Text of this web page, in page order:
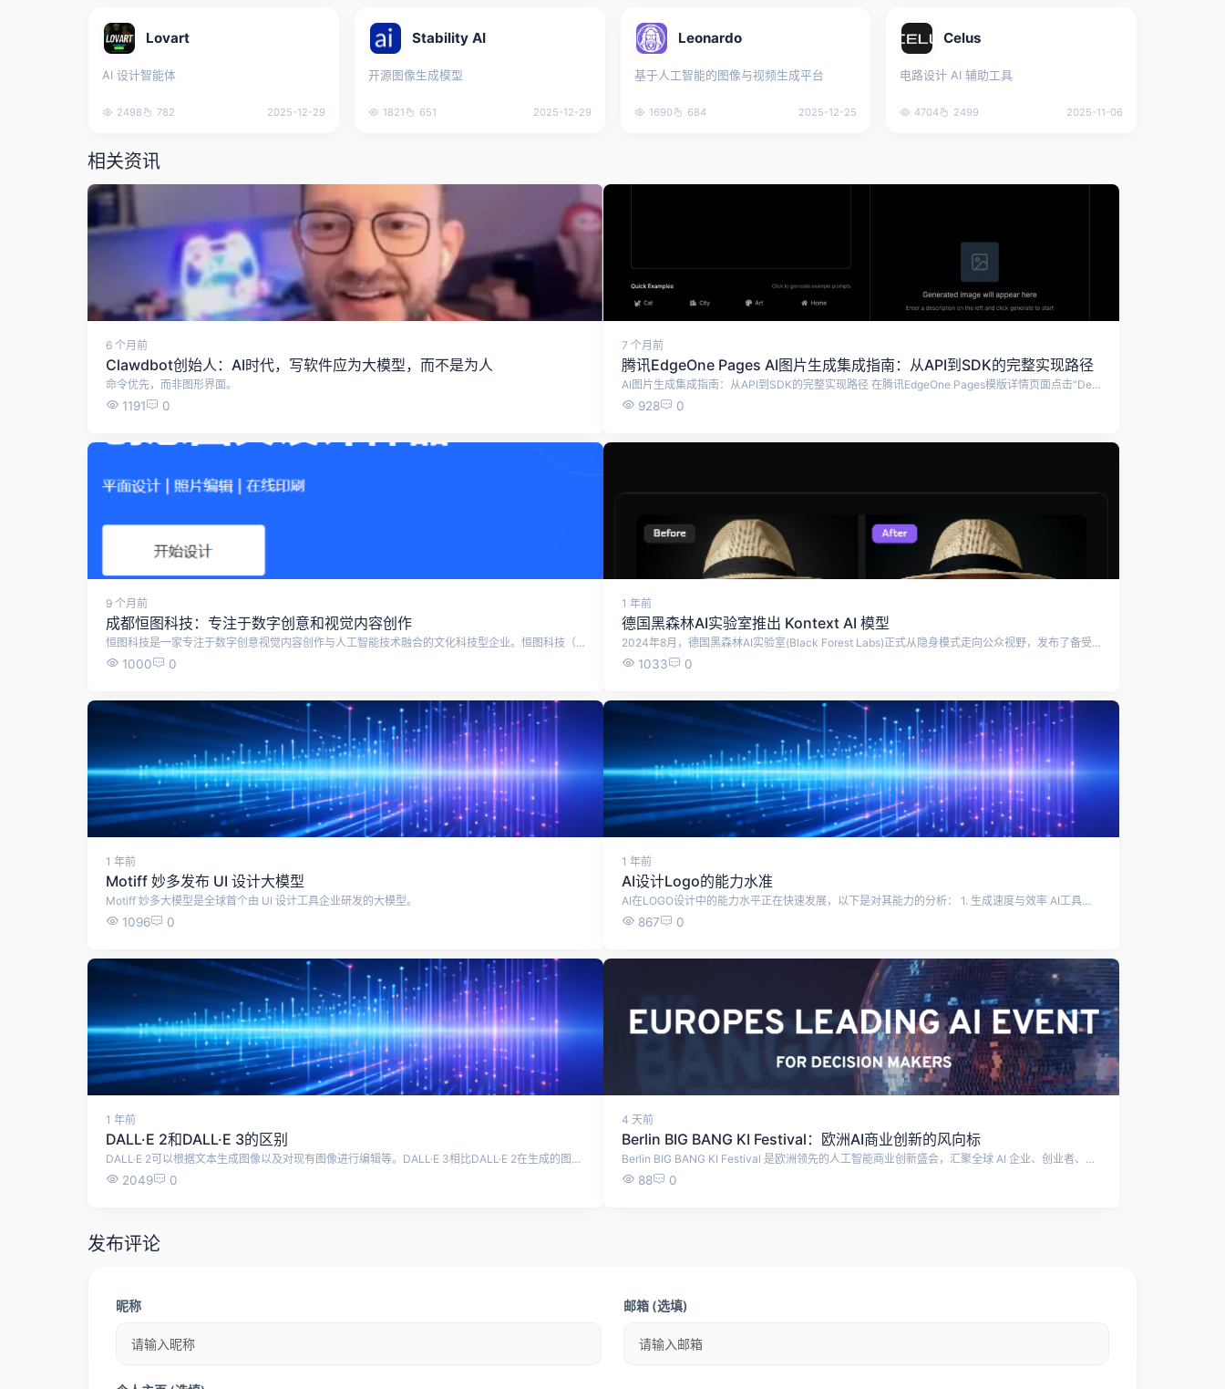
Lovart
AI 设计智能体
2498 782 2025-12-29
Stability AI
开源图像生成模型
1821 651 2025-12-29
Leonardo
基于人工智能的图像与视频生成平台
1690 684 2025-12-25
Celus
电路设计 AI 辅助工具
4704 2499 2025-11-06
相关资讯
6 个月前
Clawdbot创始人：AI时代，写软件应为大模型，而不是为人
命令优先，而非图形界面。
1191 0
7 个月前
腾讯EdgeOne Pages AI图片生成集成指南：从API到SDK的完整实现路径
AI图片生成集成指南：从API到SDK的完整实现路径 在腾讯EdgeOne Pages模版详情页面点击“Deploy”按钮，填写必要的API密钥，点击“开始部署”——短短几分钟内，一个完整的AI图片生成应用就这样上线了。 随着人工智能技术的快速发展，AI图片生成功能已成为现代应用中不可或缺的一部分。无论是内容创作、产品设计还是营销素材制作，AI图片生成技术都能提供高效、创新的解决方案。 对于开发者而言，如何将这项能力快速、安全地集成到自己的应用中，成为了一个值得深入探讨的课题。 01 理解两种集成路径 原生API调用和AI SDK封装调用是当前将AI图片生成能力集成到应用中的两种主要技术路径，每种路径都有其独特的优势和应用场景。 原生API调用提供了精细控制和高度灵活性，开发者可以直接与底层API交互，定制化程度高。AI SDK则通过统一接口简化了开发流程，实现了多厂商模型的轻松切换。 以EdgeOne Pages为例，这两种集成方式都有对应的模版：ai-image-generator-starter用于原生接口调用，而ai-sdk-image-generator-starter则适用于AI SDK封装调用。 在开始集成之前，开发者需要根据自身需求选择合适的技术路径。对于追求控制和定制化的项目，原生API调用是更好的选择；而对于希望快速上线并支持多种模型的项目，AI SDK封装调用则更为合适。 02 快速入门：环境准备与部署 要实现AI图片生成功能，首先需要申请API Key。主流AI图片生成提供商的API Key获取地址包括： Hugging Face：huggingface.co/settings/tokens OpenAI：platform.openai.com/api-keys Replicate：replicate.com/account/api-tokens Fal：fal.ai/dashboard/keys Nebius：nebius.com/console 部署过程简单直观。以ai-sdk-image-generator-starter模版为例，在模版详情页面点击“Deploy”按钮，系统将跳转到EdgeOne Pages控制台。 在部署界面，开发者需要配置环境变量，这些配置项对应不同AI图片生成服务的API Key。不同模版会呈现不同的配置项列表，但必须确保至少有一个API Key配置正确且可用。 完成配置后点击“start deployment”按钮，项目就会开始自动部署。部署成功后，GitHub帐户下会生成一个与模版相同的项目，开发者可以通过git clone命令将其下载到本地进行进一步的开发和定制。 03 原生API调用详解 原生API调用方式让开发者能够精细控制每一个请求细节。在这一模式下，图片生成的基本流程是：前端发送生图参数到边缘函数，边缘函数调用AI模型API，最后将生成的图片返回给前端显示。 在前端部分，用户需要配置可用的AI模型列表。以src/pages/index.tsx文件中的核心代码为例： const res = await fetch("/v1/generate", { method: "POST", headers: { "Content-Type": "application/json", }, body: JSON.stringify({ image: `${prompt} (${modelInfo.name} style)`, platform: platform.id, model: modelInfo.value || selectedModel, }), }); 边缘函数的处理逻辑位于functions/v1/generate/index.js文件中。函数首先接收前端传递的参数，然后检查对应平台的环境变量是否配置正确。 const validateToken = (platform) => { const tokens = { nebius: env.NEBIUS_TOKEN, huggingface: env.HF_TOKEN, replicate: env.REPLICATE_TOKEN, openai: env.OPENAI_API_KEY, fal: env.FAL_KEY, }; if (!tokens) { throw new Error( `${platform} API token is not configured. Please check your environment variables.` ); } }; 这种通过env访问环境变量的方式，有效防止了API密钥在代码中明文暴露，提高了应用的安全性。敏感信息存储在环境变量中，而非硬编码在源代码里。 环境变量检查完成后，函数会直接请求对应平台的图片生成模型API。以HuggingFace为例，其标准API请求核心代码如下： const response = await PROVIDERS.fetch(url, { headers: { Authorization: `Bearer ${token}`, "Content-Type": "application/json", }, method: "POST", body: JSON.stringify(data), }); EdgeOne Pages的AI图片生成模版已经支持了多种主流模型，包括HuggingFace、OpenAI、Replicate、Fal、Nebius等。生成图片后，函数将结果返回给前端，模版项目内已经内置了图片显示的完整逻辑。 04 AI SDK封装调用解析 与原生API调用方式相比，AI SDK封装调用通过统一接口简化了开发流程。它允许开发者使用相同的代码结构调用不同厂商的AI图片模型，显著提高了开发效率和多模型切换的便利性。 在AI SDK方式下，前端通过/api/generate接口发送请求： const response = await fetch(apiUrl, { method: "POST", headers: { "Content-Type": "application/json", }, body: JSON.stringify({ prompt, model, size, }), }); 这里需要注意的是，size参数需要提前设置，因为不同的模型支持的尺寸列表可能不一致。 例如，DALL-E 3支持“1024x1024”、“1024x1792”、“1792x1024”等尺寸，而Stable Diffusion可能支持“512x512”、“768x768”等不同规格。 EdgeOne Pages的AI SDK图片生成模版已经梳理了AI SDK支持模型对应的尺寸列表，相关配置位于components/modelSizeMapping.ts文件中。开发者可以直接使用这些预配置的尺寸映射，无需手动处理不同模型的尺寸兼容性问题。 AI SDK同样避免了密钥泄漏风险。函数在调用AI图片模型时，使用AI SDK暴露的experimental_generateImage对象来统一生成图片内容，密钥的获取由experimental_generateImage在内部自动处理。 const imageResult = await experimental_generateImage({ model: imageModel, prompt: prompt, size: size, // Use frontend-provided size }); 调用experimental_generateImage后，只需要读取函数返回的标准格式内容即可： const imageUrl = `data:image/png;base64,${imageResult.image.base64}`; return new Response( JSON.stringify({ images: [ { url: imageUrl, base64: imageResult.image.base64, }, ], }) ); 05 本地调试与持续集成 开发者在下载项目到本地后，可能需要进行本地开发、调试或预览。为了简化本地环境配置，EdgeOne提供了专门的CLI工具。 使用EdgeOne CLI需要先安装并登录，具体步骤可以参考EdgeOne CLI的文档介绍。在安装和登录后，开发者可以在本地项目下执行edgeone pages link命令，将项目与EdgeOne Pages控制台的项目进行关联。 执行该命令后，系统会提示输入EdgeOne Pages的项目名，即上文部署的模版项目的项目名称。输入项目名后，EdgeOne Pages控制台的环境变量会自动同步到本地。 关联成功后，本地项目根目录下会生成.env文件，包含所有已配置的环境变量列表。关联后，可以执行edgeone pages dev命令来进行本地部署，部署后可以在localhost:8088进行访问。 对于代码的自定义修改，开发者可以直接通过git提交项目到GitHub。EdgeOne Pages会检测GitHub的提交记录并自动进行重新部署，实现真正的持续集成与持续部署。 部署完成后，控制台会显示部署状态和预览界面，开发者可以立即验证功能是否正常工作。 AI图片生成集成后的应用界面，简洁直观。模板提供了开箱即用的用户界面，用户可以直接输入提示词、选择模型和调整参数，生成结果会即时显示在右侧区域。 在本地测试过程中，如果对生成效果或性能有特定要求，开发者可以灵活切换不同的AI模型提供商。不同的模型在风格表现、细节处理等方面各有特色，有些专注于写实风格，有些擅长艺术创作，实际测试是找到最适合项目的关键一步。 （ 文章来源：Tencent Cloud ）
928 0
9 个月前
成都恒图科技：专注于数字创意和视觉内容创作
恒图科技是一家专注于数字创意视觉内容创作与人工智能技术融合的文化科技型企业。恒图科技（成都恒图科技有限责任公司）在数字视觉内容创作和人工智能领域具有全球影响力，尤其以其核心产品Fotor而闻名。 这里是公司及业务概览： 类别 详细信息 公司名称 成都恒图科技有限责任公司 成立时间 2009年 创始人/CEO 段江 公司定位 专注于视觉内容创作与人工智能融合创新的科技型企业 核心产品 Fotor (图片处理与设计软件)、Clipfly (AI视频制作平台) 技术核心 HDR（高动态范围图像）技术、生成式人工智能(AIGC) 市场与用户 覆盖全球200多个国家和地区，用户量约7-8亿，绝大部分为海外用户 主要荣誉 2025年福布斯中国人工智能科技企业TOP50、德勤中国高科技高成长50强 ? 发展历程与核心优势 恒图科技的发展历程，是一部深耕技术、顺势而为的进化史。 技术奠基与出海：公司自成立起就专注于图像处理技术，尤其在HDR（高动态范围图像）技术领域拥有领先的核心专利。早期，团队就做出了一个关键决策：主攻海外市场，打造标准化的产品。其产品因操作简单、效果专业，迅速获得了海外用户的认可，BBC曾将Fotor誉为“Photoshop的后继者”。 拥抱AI浪潮：当生成式人工智能（AIGC）兴起时，恒图科技展现了强大的技术敏锐度和快速反应能力。他们在2022年10月就为Fotor上线了AI功能，并逐步将产品从单一的图片编辑，拓展为涵盖AI文生图、AI文生视频等超100种功能的一站式AI视觉内容创作平台。这不仅吸引了更多用户，也让他们成为国内为数不多在该领域实现规模化盈利的企业。 强大的技术合作：为了支撑全球海量用户的创作需求，恒图科技与火山引擎展开了深度合作。火山引擎为其提供了强大的AI算力保障，支撑了恒图超过80%的推理和训练任务。这一合作显著提升了其AI视频生成的能力与质量，帮助恒图实现了用户付费转化率提升23%、AI人均视频生成次数提升12%的亮眼成绩。 ?️ 主要产品与应用 恒图科技的产品矩阵紧密围绕“让创作更简单”这一核心目标展开。 Fotor：这是恒图科技的旗舰产品。它不仅仅是一个修图工具，更是一个覆盖网页端、移动端和桌面端的一体化设计平台。通过引入AI技术，Fotor极大地降低了专业设计的门槛，让没有任何设计背景的普通用户也能轻松制作海报、社交媒体图片等。 Clipfly：这是恒图科技推出的一站式AI视频制作平台。它集成了文生视频、图生视频、自动字幕、视频编辑等功能，让一个人、一台电脑就能快速完成具有电影质感的视频创作，极大地降低了视频创作的成本和门槛。该产品在文旅宣传、内容创作等领域有很好的应用前景。 ? 行业影响与未来前景 恒图科技的成功，不仅在于商业上的成就，更在于其带来的行业变革与文化价值。 推动创作“智能化”：恒图科技将自己定位为数字创意创作“智能化”的推动者。如果说Photoshop代表了“专业化”，Canva代表了“平民化”，那么Fotor的目标就是通过AI技术，将视觉内容创作带入“全民皆可为的智能化时代”。 架起文化出海桥梁：恒图科技的产品拥有庞大的海外用户群，这使其成为中国文化出海的一个独特渠道。通过Fotor、Clipfly等产品，中国传统的文化元素、IP可以以图像、视频等更易被接受的形式传播到全球，促进跨文化的交流与理解。 （ 图片来源：fotor.com.cn ）
1000 0
1 年前
德国黑森林AI实验室推出 Kontext AI 模型
2024年8月，德国黑森林AI实验室(Black Forest Labs)正式从隐身模式走向公众视野，发布了备受瞩目的FLUX.1模型套件。这套模型在各个方面都达到了新的行业标准，迅速在AI图像生成领域掀起波澜。FLUX.1模型在用户评价中超越了Midjourney和OpenAI的DALL-E，在Hugging Face平台上的下载量占据榜首。 黑森林AI实验室在今年五月份推出的名为“Kontext”的AI模型系列，不仅能生成图像，还能在图像生成之后进行复杂的编辑。这种双重能力让Kontext在拥挤的AI视觉模型市场中脱颖而出，与市面上的DALL·E或Stable Diffusion不同，Kontext在统一架构中同时训练图像生成和编辑任务，实现更准确的图像理解与上下文编辑能力。 .
1033 0
1 年前
Motiff 妙多发布 UI 设计大模型
Motiff 妙多大模型是全球首个由 UI 设计工具企业研发的大模型。
1096 0
1 年前
AI设计Logo的能力水准
AI在LOGO设计中的能力水平正在快速发展，以下是对其能力的分析： 1. 生成速度与效率 AI工具能够在短时间内生成多个LOGO选项，极大地提高了设计效率。用户只需输入品牌名称、行业和偏好颜色，AI便能快速提供多种设计方案，节省了大量的人工设计时间。 2. 可定制性 许多AI LOGO生成器允许用户对生成的LOGO进行高度定制，包括颜色、字体和图形元素的调整。这种灵活性使得用户能够创建符合品牌形象的独特LOGO。 3. 可访问性 AI LOGO设计工具的普及使得即使没有设计经验的用户也能轻松创建专业的LOGO。这些工具通常提供直观的界面和简单的操作流程，降低了设计的门槛。 4. 设计质量 虽然AI生成的LOGO在速度和可定制性上表现出色，但它们的设计质量可能会因算法的限制而有所差异。某些AI工具可能生成的LOGO较为通用，缺乏独特性，尤其是在复杂的品牌需求下。 5. 人机协作 尽管AI在LOGO设计中展现了强大的能力，但人类设计师的创造力和情感理解仍然不可或缺。许多设计专家建议将AI视为辅助工具，与人类设计师的创意相结合，以实现最佳的设计效果。 6. 法律与伦理考虑 使用AI生成的LOGO时，用户需了解相关的版权和法律条款，以避免侵犯他人知识产权。确保使用的AI工具是合法和道德的，避免使用未经授权的图像。 7. 未来趋势 预计到2025年，约80%的LOGO设计过程将涉及某种形式的AI辅助，这表明AI在设计领域的应用将越来越普遍。随着技术的进步，AI设计工具的能力和效果也将不断提升。 综上所述，AI在LOGO设计中展现出强大的生成能力和效率，但在追求独特性和品牌个性方面，仍需与人类设计师的创意结合，以实现最佳效果。 来源：Perplexity.ai
867 0
1 年前
DALL·E 2和DALL·E 3的区别
DALL·E 2可以根据文本生成图像以及对现有图像进行编辑等。DALL·E 3相比DALL·E 2在生成的图像质量、对提示词的理解、上下文理解、处理复杂任务等方面有提升。
2049 0
4 天前
Berlin BIG BANG KI Festival：欧洲AI商业创新的风向标
Berlin BIG BANG KI Festival 是欧洲领先的人工智能商业创新盛会，汇聚全球 AI 企业、创业者、投资机构和行业领袖，共同探索人工智能的未来应用与商业价值。
88 0
发布评论
昵称 邮箱 (选填)